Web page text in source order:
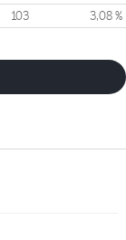
103 3,08 %